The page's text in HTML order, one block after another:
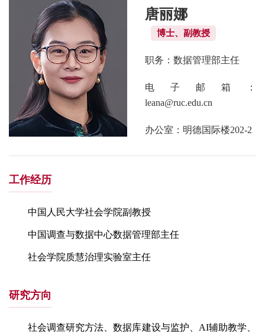
唐丽娜
博士、副教授
职务：数据管理部主任
电子邮箱：
leana@ruc.edu.cn
办公室：明德国际楼202-2
工作经历
中国人民大学社会学院副教授
中国调查与数据中心数据管理部主任
社会学院质慧治理实验室主任
研究方向
社会调查研究方法、数据库建设与监护、AI辅助教学、